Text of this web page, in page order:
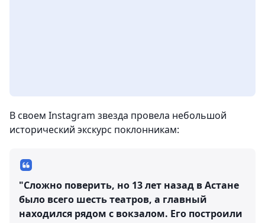
В своем Instagram звезда провела небольшой
исторический экскурс поклонникам:
"Сложно поверить, но 13 лет назад в Астане
было всего шесть театров, а главный
находился рядом с вокзалом. Его построили